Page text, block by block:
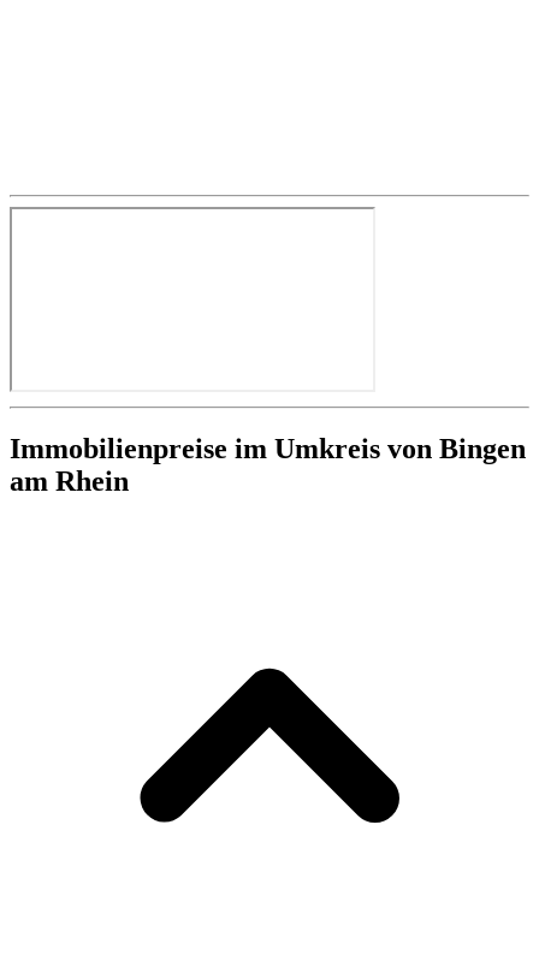
Immobilienpreise im Umkreis von Bingen
am Rhein